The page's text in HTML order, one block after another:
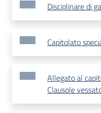
Disciplinare di
Capitolato
Allegato al
Clausole